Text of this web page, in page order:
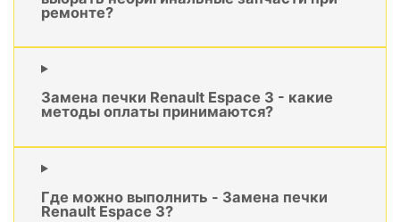
ремонте?
Замена печки Renault Espace 3 - какие
методы оплаты принимаются?
Где можно выполнить - Замена печки
Renault Espace 3?